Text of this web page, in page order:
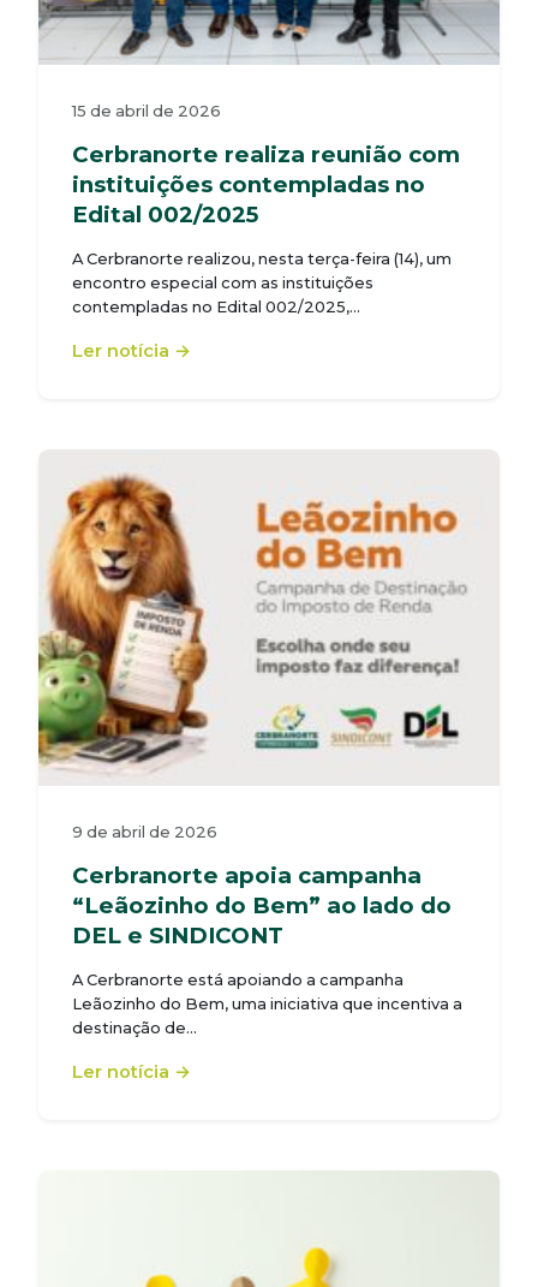
15 de abril de 2026
Cerbranorte realiza reunião com
instituições contempladas no
Edital 002/2025
A Cerbranorte realizou, nesta terça-feira (14), um
encontro especial com as instituições
contempladas no Edital 002/2025,…
Ler notícia →
9 de abril de 2026
Cerbranorte apoia campanha
“Leãozinho do Bem” ao lado do
DEL e SINDICONT
A Cerbranorte está apoiando a campanha
Leãozinho do Bem, uma iniciativa que incentiva a
destinação de…
Ler notícia →